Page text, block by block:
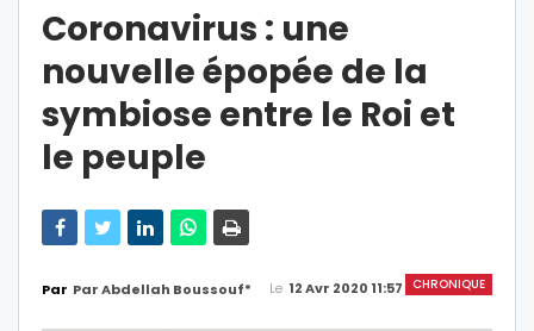
Coronavirus : une
nouvelle épopée de la
symbiose entre le Roi et
le peuple
CHRONIQUE
Par Par Abdellah Boussouf* Le 12 Avr 2020 11:57